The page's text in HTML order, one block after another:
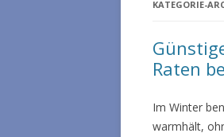
KATEGORIE-
Raten
Im Winter
warmhält,